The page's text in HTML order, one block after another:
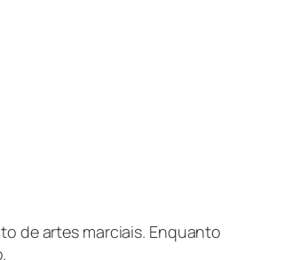
de artes marciais. Enquanto